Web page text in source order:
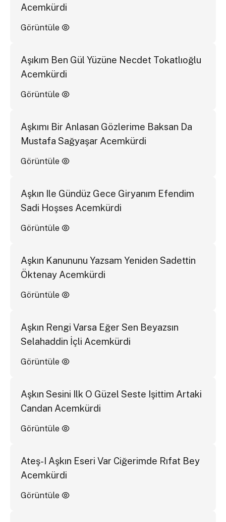
Acemkürdi
Görüntüle
Aşıkım Ben Gül Yüzüne Necdet Tokatlıoğlu
Acemkürdi
Görüntüle
Aşkımı Bir Anlasan Gözlerime Baksan Da
Mustafa Sağyaşar Acemkürdi
Görüntüle
Aşkın Ile Gündüz Gece Giryanım Efendim
Sadi Hoşses Acemkürdi
Görüntüle
Aşkın Kanununu Yazsam Yeniden Sadettin
Öktenay Acemkürdi
Görüntüle
Aşkın Rengi Varsa Eğer Sen Beyazsın
Selahaddin İçli Acemkürdi
Görüntüle
Aşkın Sesini Ilk O Güzel Seste Işittim Artaki
Candan Acemkürdi
Görüntüle
Ateş-I Aşkın Eseri Var Ciğerimde Rıfat Bey
Acemkürdi
Görüntüle